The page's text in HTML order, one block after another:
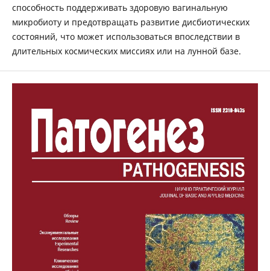
способность поддерживать здоровую вагинальную
микробиоту и предотвращать развитие дисбиотических
состояний, что может использоваться впоследствии в
длительных космических миссиях или на лунной базе.